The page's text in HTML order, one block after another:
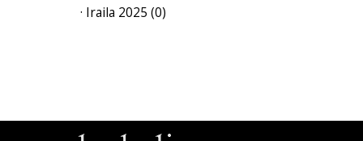
· Iraila 2025 (0)